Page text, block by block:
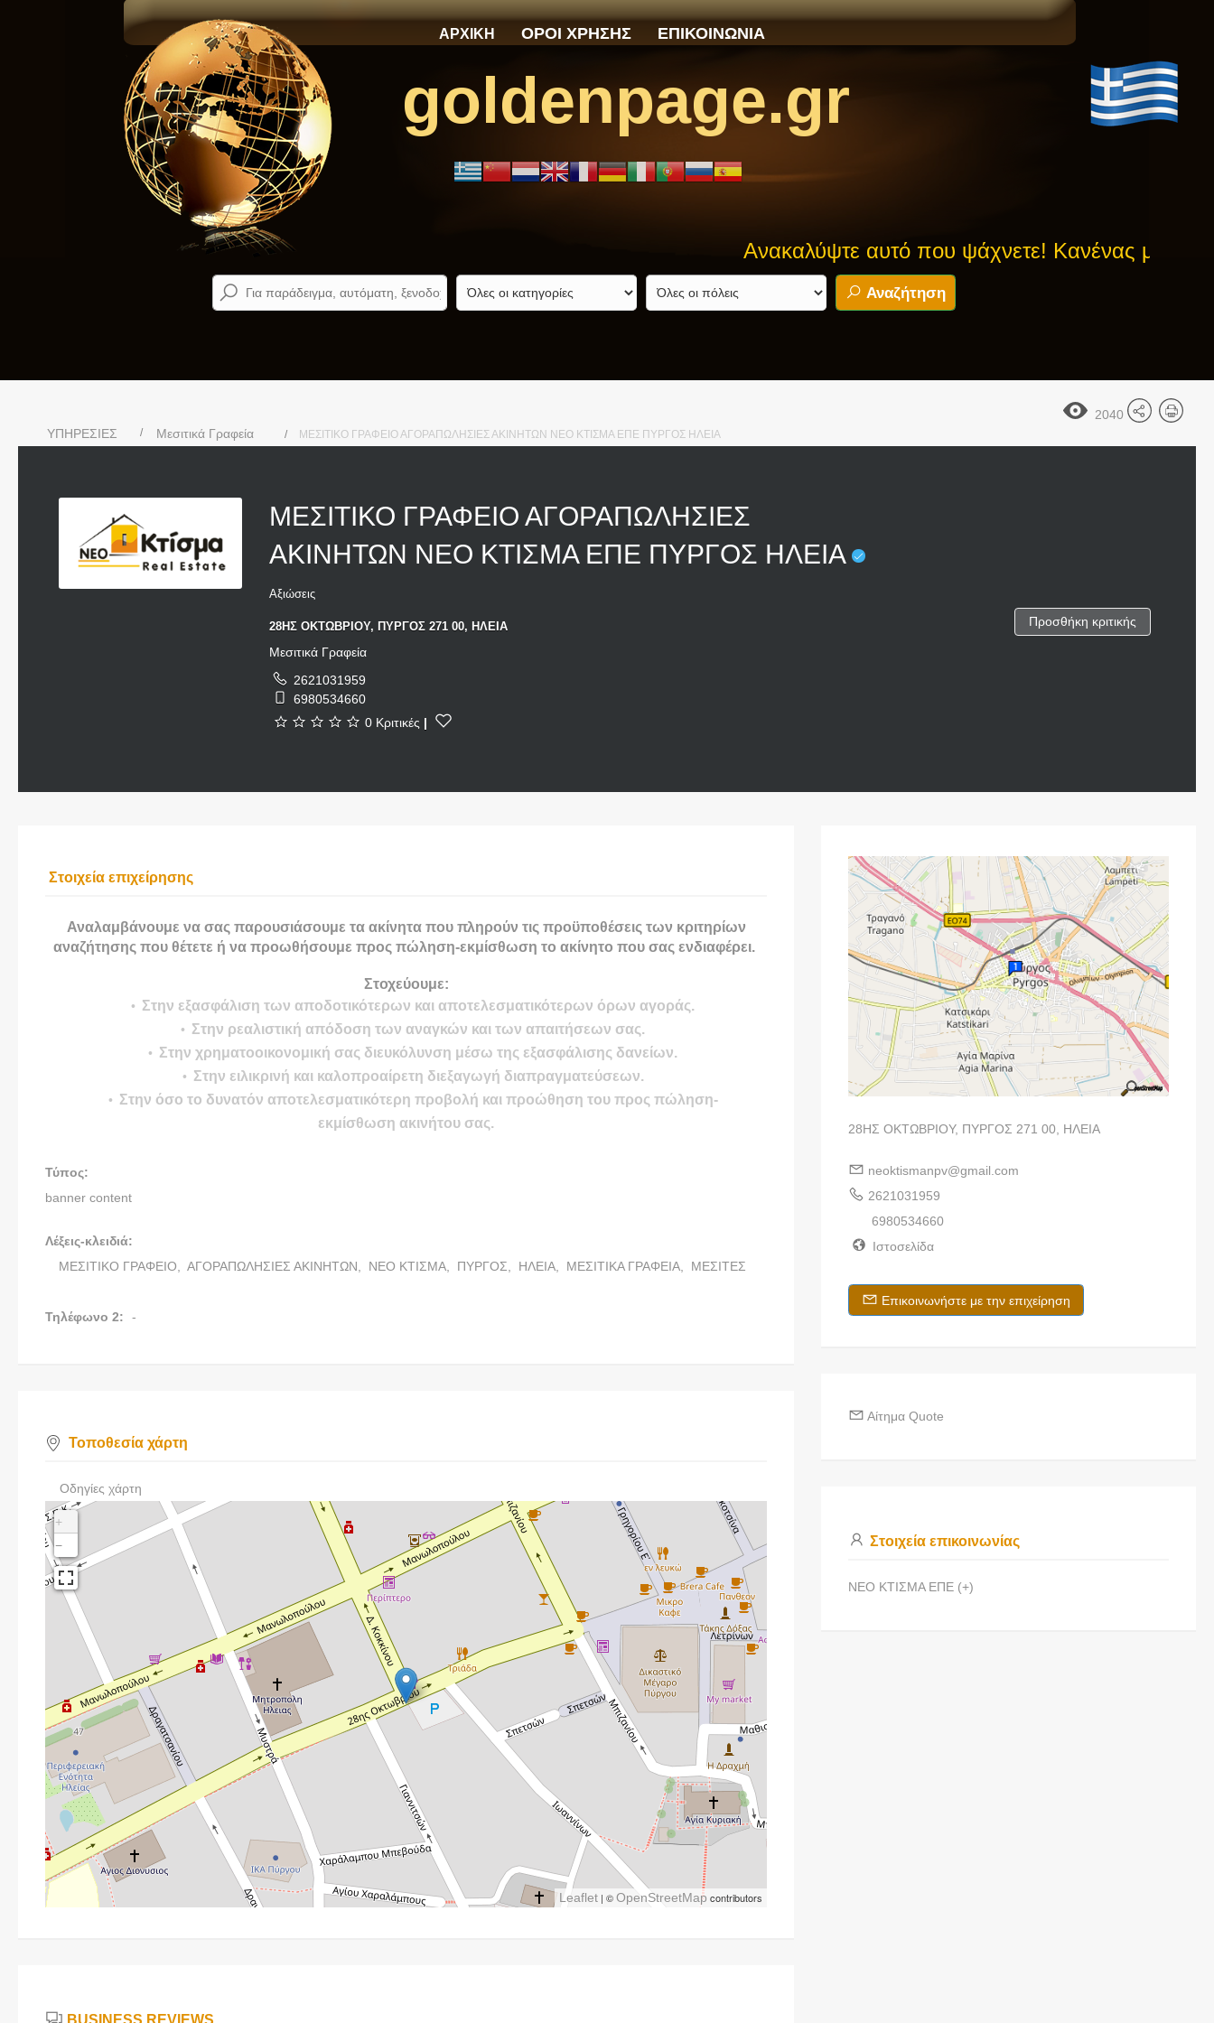
ΑΡΧΙΚΗ ΟΡΟΙ ΧΡΗΣΗΣ ΕΠΙΚΟΙΝΩΝΙΑ
goldenpage.gr
Ανακαλύψτε αυτό που ψάχνετε! Κανένας μύθος δεν
Αναζήτηση
2040
ΥΠΗΡΕΣΙΕΣ
Μεσιτικά Γραφεία ΜΕΣΙΤΙΚΟ ΓΡΑΦΕΙΟ ΑΓΟΡΑΠΩΛΗΣΙΕΣ ΑΚΙΝΗΤΩΝ ΝΕΟ ΚΤΙΣΜΑ ΕΠΕ ΠΥΡΓΟΣ ΗΛΕΙΑ
ΜΕΣΙΤΙΚΟ ΓΡΑΦΕΙΟ ΑΓΟΡΑΠΩΛΗΣΙΕΣ
ΑΚΙΝΗΤΩΝ ΝΕΟ ΚΤΙΣΜΑ ΕΠΕ ΠΥΡΓΟΣ ΗΛΕΙΑ
Αξιώσεις
28ΗΣ ΟΚΤΩΒΡΙΟΥ, ΠΥΡΓΟΣ 271 00, ΗΛΕΙΑ
Μεσιτικά Γραφεία
2621031959
6980534660
0 Κριτικές |
Προσθήκη κριτικής
Στοιχεία επιχείρησης
Αναλαμβάνουμε να σας παρουσιάσουμε τα ακίνητα που πληρούν τις προϋποθέσεις των κριτηρίων
αναζήτησης που θέτετε ή να προωθήσουμε προς πώληση-εκμίσθωση το ακίνητο που σας ενδιαφέρει.
Στοχεύουμε:
Στην εξασφάλιση των αποδοτικότερων και αποτελεσματικότερων όρων αγοράς.
Στην ρεαλιστική απόδοση των αναγκών και των απαιτήσεων σας.
Στην χρηματοοικονομική σας διευκόλυνση μέσω της εξασφάλισης δανείων.
Στην ειλικρινή και καλοπροαίρετη διεξαγωγή διαπραγματεύσεων.
Στην όσο το δυνατόν αποτελεσματικότερη προβολή και προώθηση του προς πώληση-
εκμίσθωση ακινήτου σας.
Τύπος:
banner content
Λέξεις-κλειδιά:
ΜΕΣΙΤΙΚΟ ΓΡΑΦΕΙΟ,
ΑΓΟΡΑΠΩΛΗΣΙΕΣ ΑΚΙΝΗΤΩΝ, ΝΕΟ ΚΤΙΣΜΑ, ΠΥΡΓΟΣ, ΗΛΕΙΑ, ΜΕΣΙΤΙΚΑ ΓΡΑΦΕΙΑ, ΜΕΣΙΤΕΣ
Τηλέφωνο 2: -
Τοποθεσία χάρτη
Οδηγίες χάρτη
+
−
Leaflet | ©OpenStreetMap contributors
BUSINESS REVIEWS
28ΗΣ ΟΚΤΩΒΡΙΟΥ, ΠΥΡΓΟΣ 271 00, ΗΛΕΙΑ
neoktismanpv@gmail.com
2621031959
6980534660
Ιστοσελίδα
Επικοινωνήστε με την επιχείρηση
Αίτημα Quote
Στοιχεία επικοινωνίας
ΝΕΟ ΚΤΙΣΜΑ ΕΠΕ (+)